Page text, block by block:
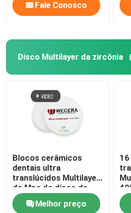
Fale Conosco
Disco Multilayer da zircônia
Blocos cerâmicos
dentais ultra
translúcidos Multilayer
do Mpa do disco da
zircônia de 49% UT
600
Melhor preço